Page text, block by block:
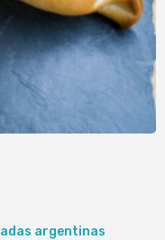
argentinas